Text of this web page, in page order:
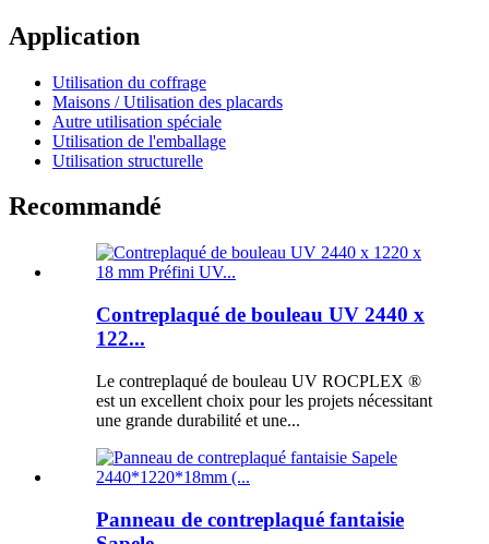
Application
Utilisation du coffrage
Maisons / Utilisation des placards
Autre utilisation spéciale
Utilisation de l'emballage
Utilisation structurelle
Recommandé
Contreplaqué de bouleau UV 2440 x
122...
Le contreplaqué de bouleau UV ROCPLEX ®
est un excellent choix pour les projets nécessitant
une grande durabilité et une...
Panneau de contreplaqué fantaisie